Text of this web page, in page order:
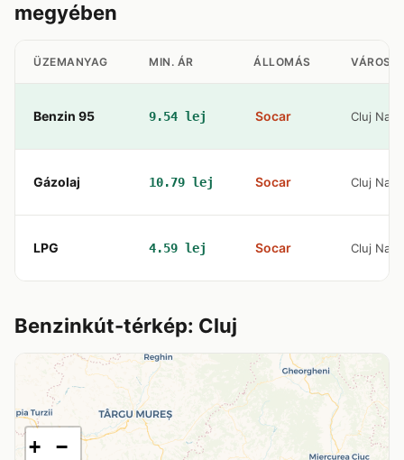
megyében
ÜZEMANYAG MIN. ÁR ÁLLOMÁS VÁROS
Benzin 95 9.54 lej Socar Cluj
Gázolaj 10.79 lej Socar Cluj
LPG 4.59 lej Socar Cluj
Benzinkút-térkép: Cluj
+ −